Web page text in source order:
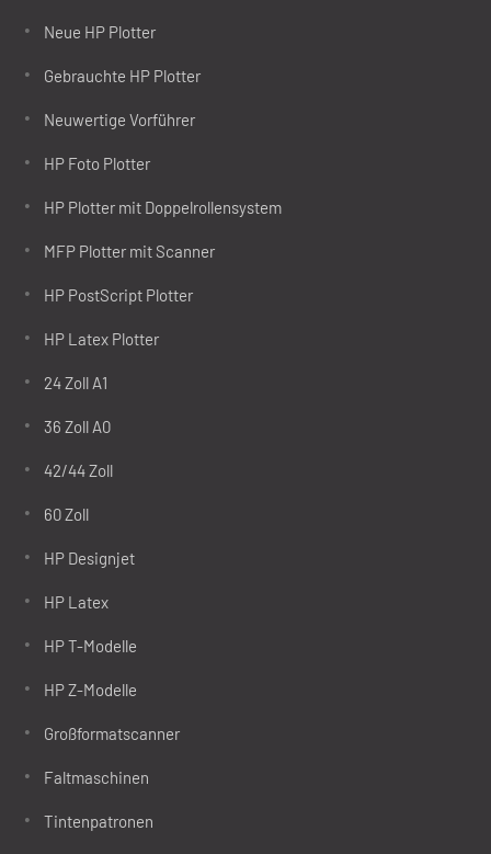
Neue HP Plotter
Gebrauchte HP Plotter
Neuwertige Vorführer
HP Foto Plotter
HP Plotter mit Doppelrollensystem
MFP Plotter mit Scanner
HP PostScript Plotter
HP Latex Plotter
24 Zoll A1
36 Zoll A0
42/44 Zoll
60 Zoll
HP Designjet
HP Latex
HP T-Modelle
HP Z-Modelle
Großformatscanner
Faltmaschinen
Tintenpatronen